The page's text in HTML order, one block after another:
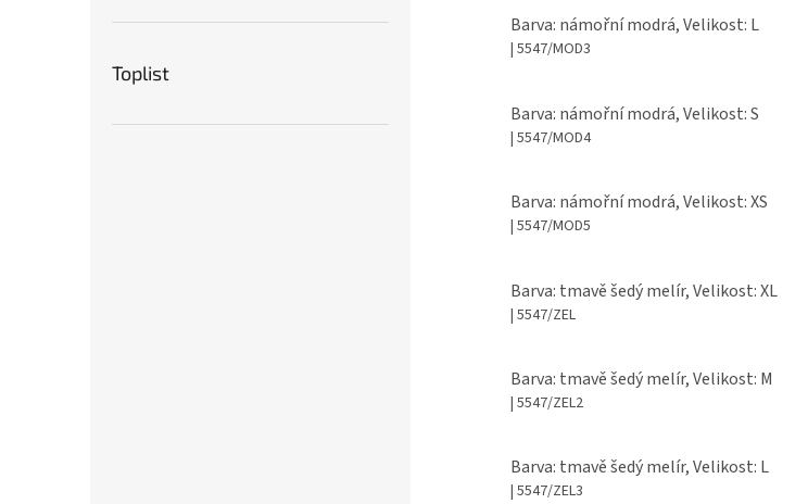
Toplist
Barva: námořní modrá, Velikost: L
| 5547/MOD3
Barva: námořní modrá, Velikost: S
| 5547/MOD4
Barva: námořní modrá, Velikost: XS
| 5547/MOD5
Barva: tmavě šedý melír, Velikost: XL
| 5547/ZEL
Barva: tmavě šedý melír, Velikost: M
| 5547/ZEL2
Barva: tmavě šedý melír, Velikost: L
| 5547/ZEL3